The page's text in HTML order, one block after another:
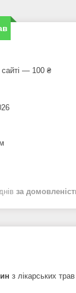
— 100 ₴
за
з лікарських